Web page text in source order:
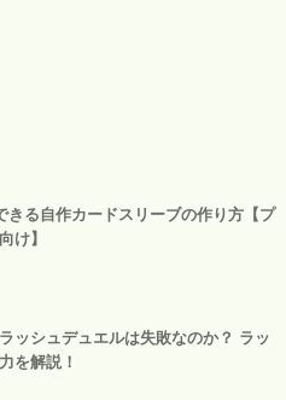
きる自作カードスリーブの作り方【プ
け】
ッシュデュエルは失敗なのか？ ラッ
を解説！